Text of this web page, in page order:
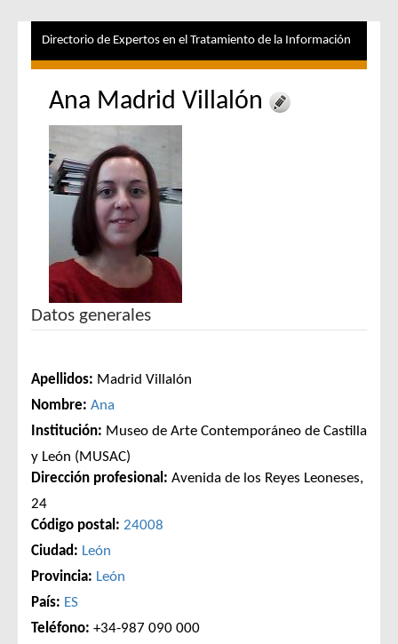
Directorio de Expertos en el Tratamiento de la Información
Ana Madrid Villalón
Datos generales
Apellidos: Madrid Villalón
Nombre: Ana
Institución: Museo de Arte Contemporáneo de Castilla
y León (MUSAC)
Dirección profesional: Avenida de los Reyes Leoneses,
24
Código postal: 24008
Ciudad: León
Provincia: León
País: ES
Teléfono: +34-987 090 000